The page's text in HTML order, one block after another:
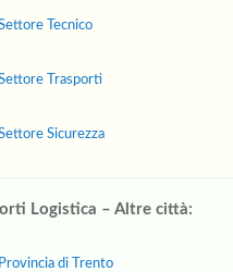
Tecnico
Trasporti
Sicurezza
Logistica – Altre città:
Provincia di Trento